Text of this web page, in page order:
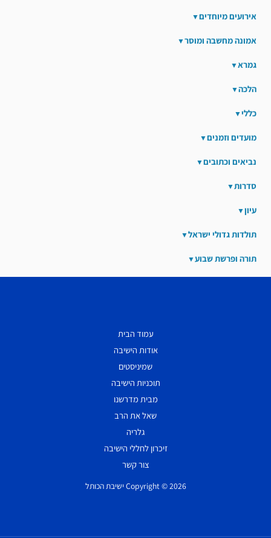
אירועים מיוחדים
אמונה מחשבה ומוסר
גמרא
הלכה
כללי
מועדים וזמנים
נביאים וכתובים
סדרות
עיון
תולדות גדולי ישראל
תורה ופרשת שבוע
עמוד הבית
אודות הישיבה
שמיניסטים
תוכניות הישיבה
מבית מדרשנו
שאל את הרב
גלריה
זיכרון לחללי הישיבה
צור קשר
Copyright © 2026 ישיבת הכותל